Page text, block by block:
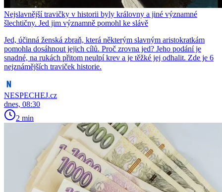
Nejslavnější travičky v historii byly královny a jiné významné
šlechtičny. Jed jim významně pomohl ke slávě
Jed, účinná ženská zbraň, která některým slavným aristokratkám
pomohla dosáhnout jejich cílů. Proč zrovna jed? Jeho podání je
snadné, na rukách přitom neulpí krev a je těžké jej odhalit. Zde je 6
nejznámějších traviček historie.
NESPECHEJ.cz
dnes, 08:30
2 min